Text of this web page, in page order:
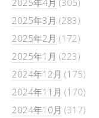
2025年3月 (283)
2025年2月 (172)
2025年1月 (223)
2024年12月 (175)
2024年11月 (170)
2024年10月 (317)